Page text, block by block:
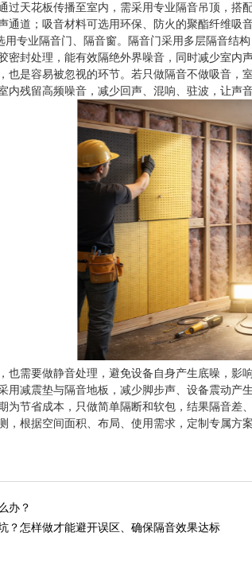
过天花板传播至室内，需采用专业隔音吊顶，
通道；吸音材料可选用环保、防火的聚酯纤维吸
用专业隔音门、隔音窗。隔音门采用多层隔音结
密封处理，能有效隔绝外界噪音，同时减少室内
也是容易被忽视的环节。若只做隔音不做吸音
内残留高频噪音，减少回声、混响、驻波，让声
也需要做静音处理，避免设备自身产生底噪，
用减震垫与隔音地板，减少脚步声、设备震动产
为节省成本，只做简单隔断和软包，结果隔音
，根据空间面积、布局、使用需求，定制专属
办？
？怎样做才能避开误区、确保隔音效果达标